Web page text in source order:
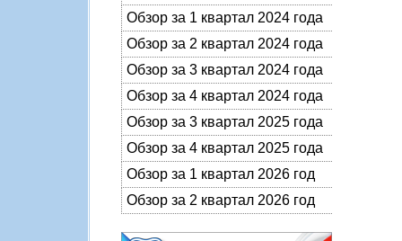
Обзор за 1 квартал 2024 года
Обзор за 2 квартал 2024 года
Обзор за 3 квартал 2024 года
Обзор за 4 квартал 2024 года
Обзор за 3 квартал 2025 года
Обзор за 4 квартал 2025 года
Обзор за 1 квартал 2026 год
Обзор за 2 квартал 2026 год